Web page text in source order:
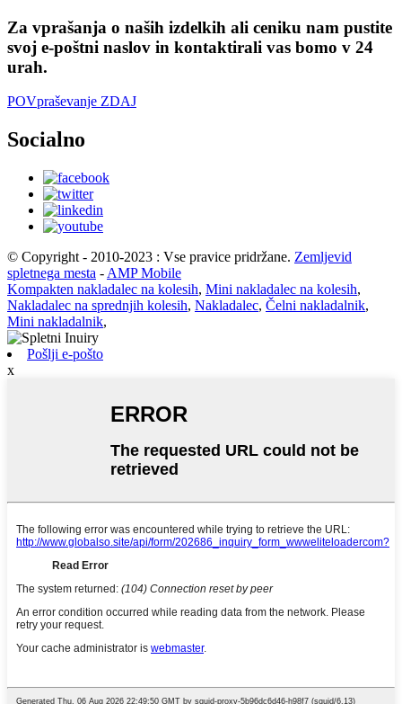
Za vprašanja o naših izdelkih ali ceniku nam pustite
svoj e-poštni naslov in kontaktirali vas bomo v 24
urah.
POVpraševanje ZDAJ
Socialno
© Copyright - 2010-2023 : Vse pravice pridržane. Zemljevid
spletnega mesta - AMP Mobile
Kompakten nakladalec na kolesih, Mini nakladalec na kolesih,
Nakladalec na sprednjih kolesih, Nakladalec, Čelni nakladalnik,
Mini nakladalnik,
Pošlji e-pošto
x